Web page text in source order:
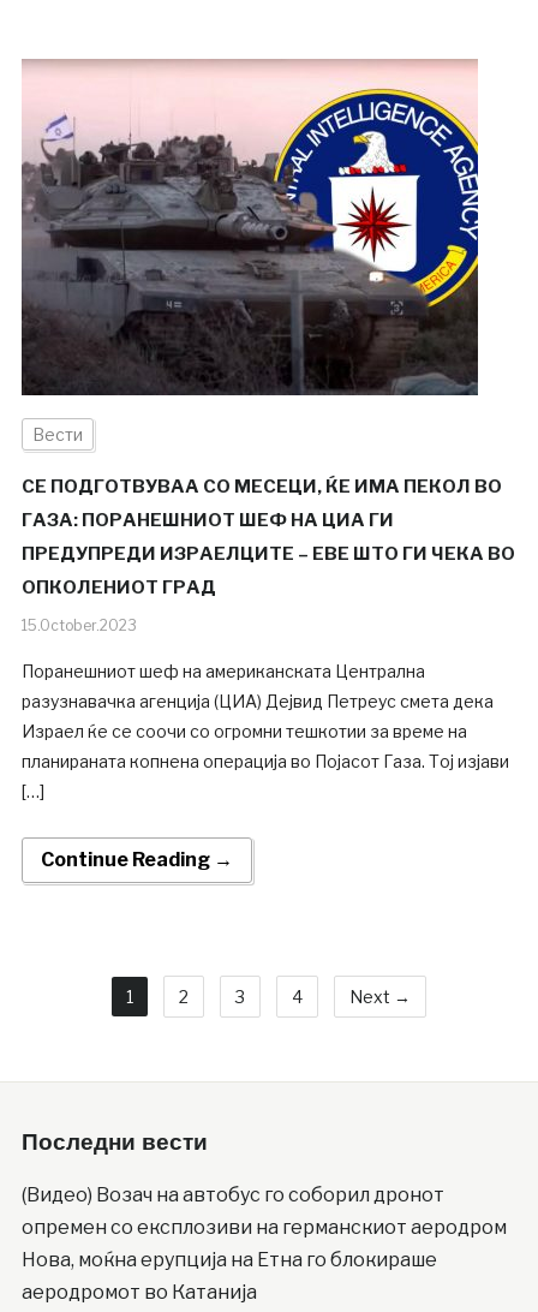
Вести
СЕ ПОДГОТВУВАА СО МЕСЕЦИ, ЌЕ ИМА ПЕКОЛ ВО
ГАЗА: ПОРАНЕШНИОТ ШЕФ НА ЦИА ГИ
ПРЕДУПРЕДИ ИЗРАЕЛЦИТЕ – ЕВЕ ШТО ГИ ЧЕКА ВО
ОПКОЛЕНИОТ ГРАД
15.October.2023
Поранешниот шеф на американската Централна
разузнавачка агенција (ЦИА) Дејвид Петреус смета дека
Израел ќе се соочи со огромни тешкотии за време на
планираната копнена операција во Појасот Газа. Тој изјави
[…]
Continue Reading →
1 2 3 4 Next →
Последни вести
(Видео) Возач на автобус го соборил дронот
опремен со експлозиви на германскиот аеродром
Нова, моќна ерупција на Етна го блокираше
аеродромот во Катанија